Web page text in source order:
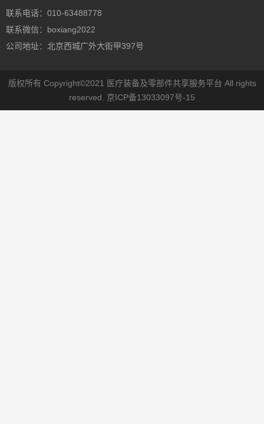
联系电话：010-63488778
联系微信：boxiang2022
公司地址：北京西城广外大街甲397号
版权所有 Copyright©2021 医疗装备及零部件共享服务平台 All rights
reserved. 京ICP备13033097号-15